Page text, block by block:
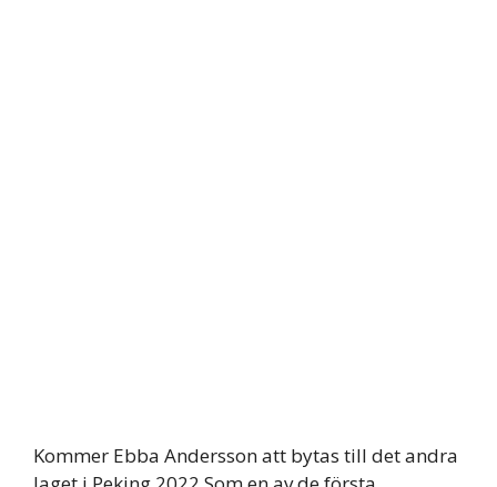
Kommer Ebba Andersson att bytas till det andra